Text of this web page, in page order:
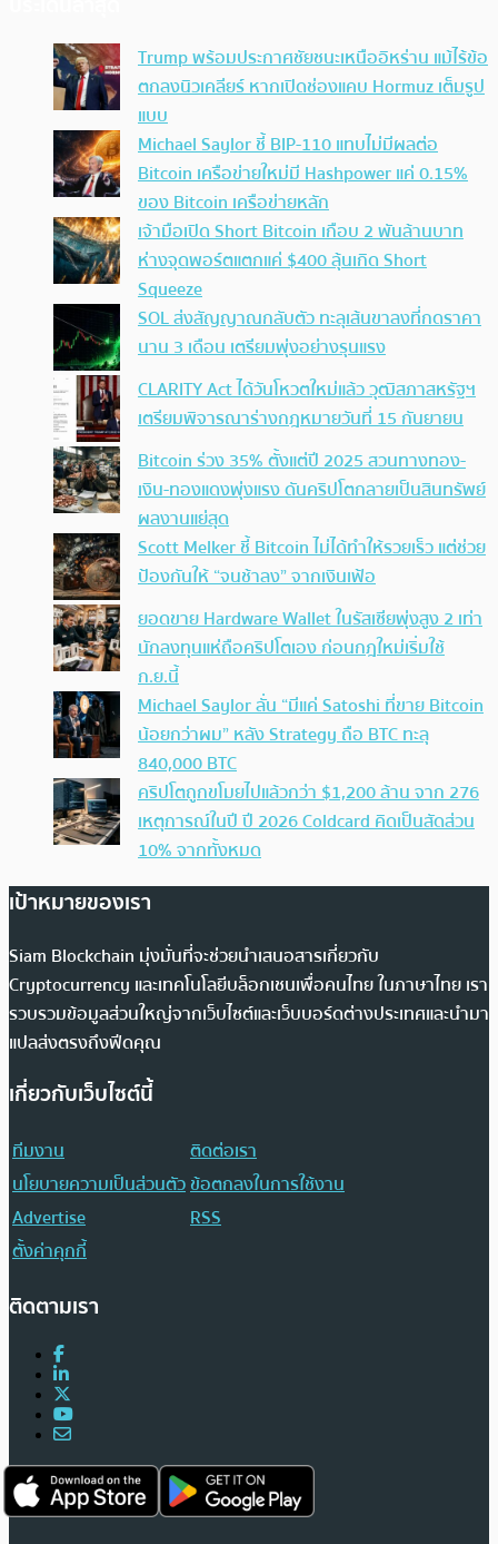
Trump พร้อมประกาศชัยชนะเหนืออิหร่าน แม้ไร้ข้อ
ตกลงนิวเคลียร์ หากเปิดช่องแคบ Hormuz เต็มรูป
แบบ
Michael Saylor ชี้ BIP-110 แทบไม่มีผลต่อ
Bitcoin เครือข่ายใหม่มี Hashpower แค่ 0.15%
ของ Bitcoin เครือข่ายหลัก
เจ้ามือเปิด Short Bitcoin เกือบ 2 พันล้านบาท
ห่างจุดพอร์ตแตกแค่ $400 ลุ้นเกิด Short
Squeeze
SOL ส่งสัญญาณกลับตัว ทะลุเส้นขาลงที่กดราคา
นาน 3 เดือน เตรียมพุ่งอย่างรุนแรง
CLARITY Act ได้วันโหวตใหม่แล้ว วุฒิสภาสหรัฐฯ
เตรียมพิจารณาร่างกฎหมายวันที่ 15 กันยายน
Bitcoin ร่วง 35% ตั้งแต่ปี 2025 สวนทางทอง-
เงิน-ทองแดงพุ่งแรง ดันคริปโตกลายเป็นสินทรัพย์
ผลงานแย่สุด
Scott Melker ชี้ Bitcoin ไม่ได้ทำให้รวยเร็ว แต่ช่วย
ป้องกันให้ “จนช้าลง” จากเงินเฟ้อ
ยอดขาย Hardware Wallet ในรัสเซียพุ่งสูง 2 เท่า
นักลงทุนแห่ถือคริปโตเอง ก่อนกฎใหม่เริ่มใช้
ก.ย.นี้
Michael Saylor ลั่น “มีแค่ Satoshi ที่ขาย Bitcoin
น้อยกว่าผม” หลัง Strategy ถือ BTC ทะลุ
840,000 BTC
คริปโตถูกขโมยไปแล้วกว่า $1,200 ล้าน จาก 276
เหตุการณ์ในปี ปี 2026 Coldcard คิดเป็นสัดส่วน
10% จากทั้งหมด
เป้าหมายของเรา
Siam Blockchain มุ่งมั่นที่จะช่วยนำเสนอสารเกี่ยวกับ
Cryptocurrency และเทคโนโลยีบล็อกเชนเพื่อคนไทย ในภาษาไทย เรา
รวบรวมข้อมูลส่วนใหญ่จากเว็บไซต์และเว็บบอร์ดต่างประเทศและนำมา
แปลส่งตรงถึงฟีดคุณ
เกี่ยวกับเว็บไซต์นี้
ทีมงาน
ติดต่อเรา
นโยบายความเป็นส่วนตัวข้อตกลงในการใช้งาน
Advertise
RSS
ตั้งค่าคุกกี้
ติดตามเรา